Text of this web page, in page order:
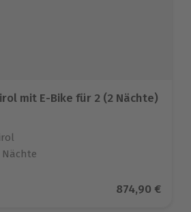
mit E-Bike für 2 (2 Nächte)
Nächte
Aktueller
874,90 €